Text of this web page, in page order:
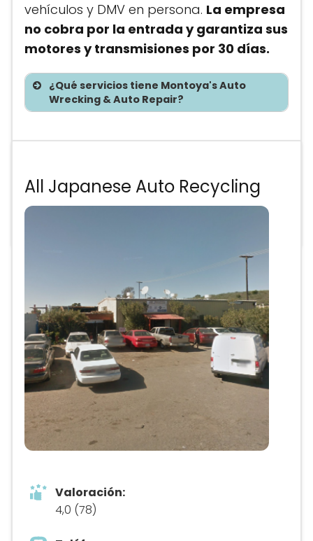
vehículos y DMV en persona. La empresa
no cobra por la entrada y garantiza sus
motores y transmisiones por 30 días.
¿Qué servicios tiene Montoya's Auto
Wrecking & Auto Repair?
Precios de partes
All Japanese Auto Recycling
Valoración:
4,0 (78)